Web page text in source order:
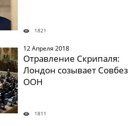
1821
12 Апреля 2018
Отравление Скрипаля:
Лондон созывает Совбез
ООН
1811